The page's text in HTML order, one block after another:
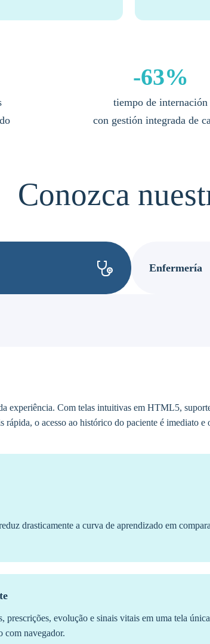
-63%
tiempo de internación
con gestión integrada de
Conozca
Enfermería
experiência. Com telas intuitivas em HTML5,
o acesso ao histórico do paciente é imediato
drasticamente a curva de aprendizado em
prescrições, evolução e sinais vitais em uma tela
com navegador.